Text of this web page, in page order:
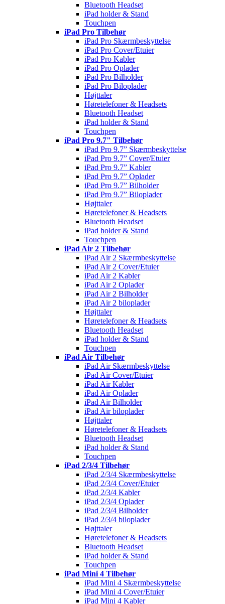
Bluetooth Headset
iPad holder & Stand
Touchpen
iPad Pro Tilbehør
iPad Pro Skærmbeskyttelse
iPad Pro Cover/Etuier
iPad Pro Kabler
iPad Pro Oplader
iPad Pro Bilholder
iPad Pro Biloplader
Højttaler
Høretelefoner & Headsets
Bluetooth Headset
iPad holder & Stand
Touchpen
iPad Pro 9.7" Tilbehør
iPad Pro 9.7” Skærmbeskyttelse
iPad Pro 9.7” Cover/Etuier
iPad Pro 9.7” Kabler
iPad Pro 9.7” Oplader
iPad Pro 9.7” Bilholder
iPad Pro 9.7” Biloplader
Højttaler
Høretelefoner & Headsets
Bluetooth Headset
iPad holder & Stand
Touchpen
iPad Air 2 Tilbehør
iPad Air 2 Skærmbeskyttelse
iPad Air 2 Cover/Etuier
iPad Air 2 Kabler
iPad Air 2 Oplader
iPad Air 2 Bilholder
iPad Air 2 biloplader
Højttaler
Høretelefoner & Headsets
Bluetooth Headset
iPad holder & Stand
Touchpen
iPad Air Tilbehør
iPad Air Skærmbeskyttelse
iPad Air Cover/Etuier
iPad Air Kabler
iPad Air Oplader
iPad Air Bilholder
iPad Air biloplader
Højttaler
Høretelefoner & Headsets
Bluetooth Headset
iPad holder & Stand
Touchpen
iPad 2/3/4 Tilbehør
iPad 2/3/4 Skærmbeskyttelse
iPad 2/3/4 Cover/Etuier
iPad 2/3/4 Kabler
iPad 2/3/4 Oplader
iPad 2/3/4 Bilholder
iPad 2/3/4 biloplader
Højttaler
Høretelefoner & Headsets
Bluetooth Headset
iPad holder & Stand
Touchpen
iPad Mini 4 Tilbehør
iPad Mini 4 Skærmbeskyttelse
iPad Mini 4 Cover/Etuier
iPad Mini 4 Kabler